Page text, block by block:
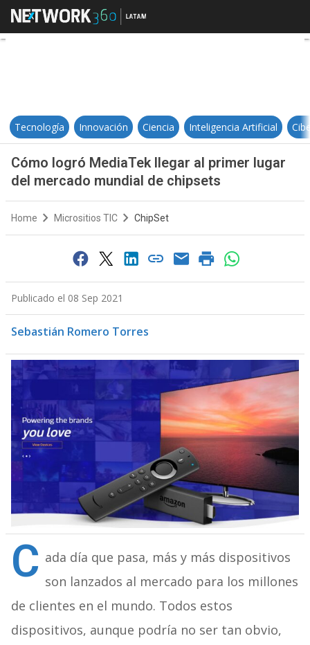
Cómo logró MediaTek llegar al
Tecnología Innovación Ciencia Inteligencia Artificial
Cómo logró MediaTek llegar al primer lugar
del mercado mundial de chipsets
Home Micrositios TIC ChipSet
Publicado el 08 Sep 2021
Sebastián Romero Torres
C ada día que pasa, más y más dispositivos
son lanzados al mercado para los millones
de clientes en el mundo. Todos estos
dispositivos, aunque podría no ser tan obvio,